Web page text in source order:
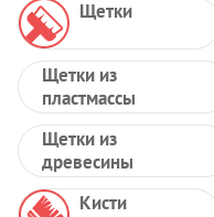
Щетки
Щетки из
пластмассы
Щетки из
древесины
Кисти